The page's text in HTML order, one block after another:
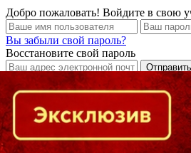
Добро пожаловать! Войдите в свою
Вы забыли свой пароль?
Восстановите свой пароль
Кто есть кто в Байкальском регионе